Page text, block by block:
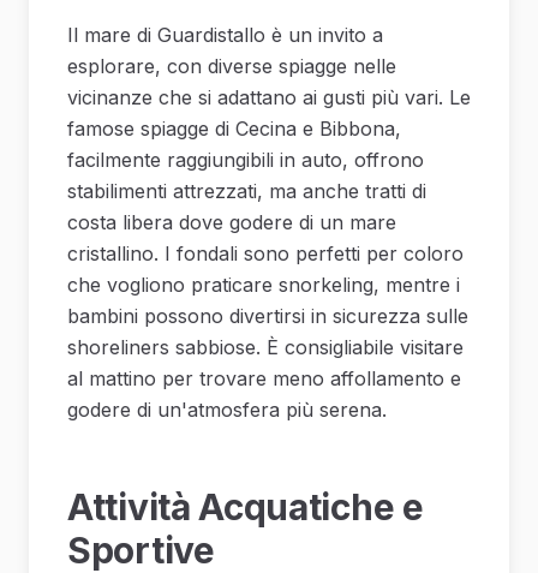
Il mare di Guardistallo è un invito a
esplorare, con diverse spiagge nelle
vicinanze che si adattano ai gusti più vari. Le
famose spiagge di Cecina e Bibbona,
facilmente raggiungibili in auto, offrono
stabilimenti attrezzati, ma anche tratti di
costa libera dove godere di un mare
cristallino. I fondali sono perfetti per coloro
che vogliono praticare snorkeling, mentre i
bambini possono divertirsi in sicurezza sulle
shoreliners sabbiose. È consigliabile visitare
al mattino per trovare meno affollamento e
godere di un'atmosfera più serena.
Attività Acquatiche e
Sportive